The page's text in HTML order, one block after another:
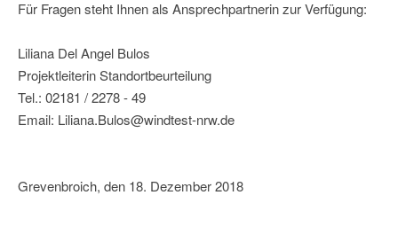
Für Fragen steht Ihnen als Ansprechpartnerin zur Verfügung:
Liliana Del Angel Bulos
Projektleiterin Standortbeurteilung
Tel.: 02181 / 2278 - 49
Email: Liliana.Bulos@windtest-nrw.de
Grevenbroich, den 18. Dezember 2018